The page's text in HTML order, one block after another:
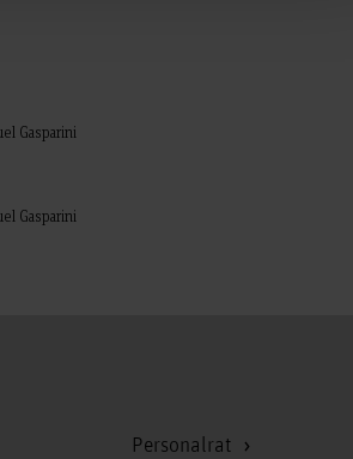
Gasparini
Gasparini
Personalrat